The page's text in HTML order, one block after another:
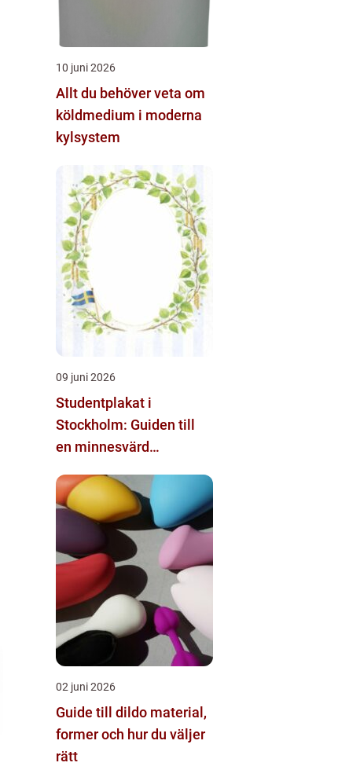
10 juni 2026
Allt du behöver veta om
köldmedium i moderna
kylsystem
09 juni 2026
Studentplakat i
Stockholm: Guiden till
en minnesvärd
02 juni 2026
Guide till dildo material,
former och hur du väljer
rätt